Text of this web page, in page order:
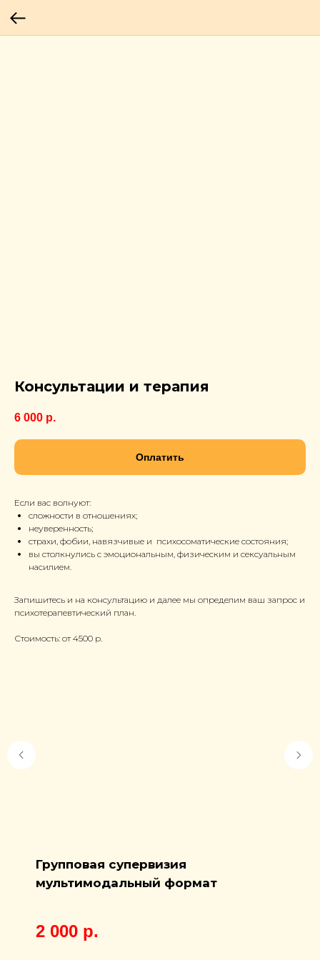
Консультации и терапия
6 000 р.
Оплатить
Если вас волнуют:
сложности в отношениях;
неуверенность;
страхи, фобии, навязчивые и психосоматические состояния;
вы столкнулись с эмоциональным, физическим и сексуальным
насилием.
Запишитесь и на консультацию и далее мы определим ваш запрос и
психотерапевтический план.
Стоимость: от 4500 р.
Групповая супервизия
мультимодальный формат
2 000 р.